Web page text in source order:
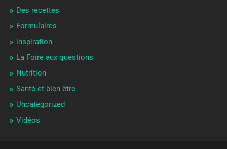
Des recettes
Formulaires
inspiration
La Foire aux questions
Nutrition
Santé et bien être
Uncategorized
Vidéos